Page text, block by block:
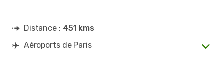
Distance : 451 kms
Aéroports de Paris